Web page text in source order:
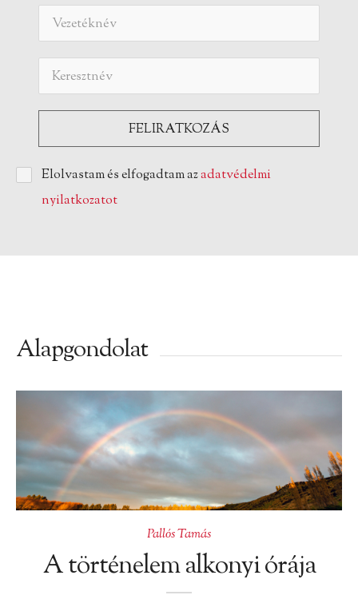
Elolvastam és elfogadtam azadatvédelmi
nyilatkozatot
Alapgondolat
Pallós Tamás
A történelem alkonyi órája